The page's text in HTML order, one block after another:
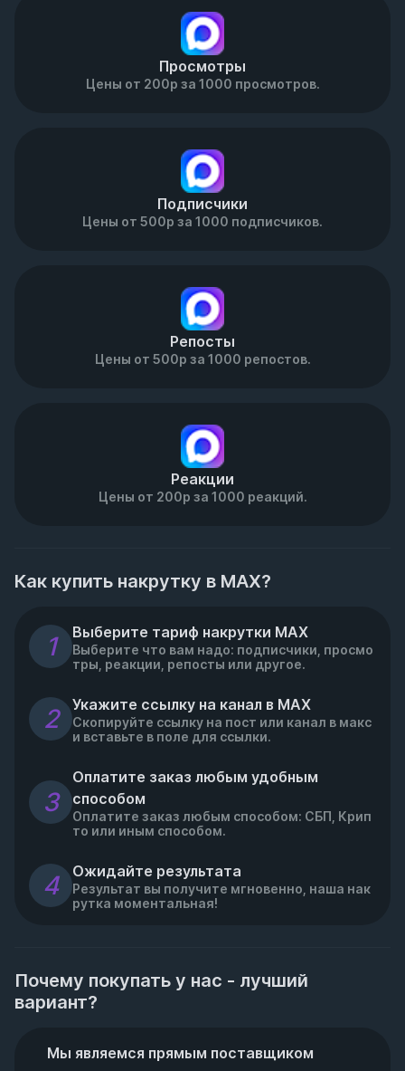
Просмотры
Цены от 200р за 1000 просмотров.
Подписчики
Цены от 500р за 1000 подписчиков.
Репосты
Цены от 500р за 1000 репостов.
Реакции
Цены от 200р за 1000 реакций.
Как купить накрутку в МАХ?
1 Выберите тариф накрутки MAX
Выберите что вам надо: подписчики, просмо
тры, реакции, репосты или другое.
2 Укажите ссылку на канал в МАХ
Скопируйте ссылку на пост или канал в макс
и вставьте в поле для ссылки.
3
Оплатите заказ любым удобным
способом
Оплатите заказ любым способом: СБП, Крип
то или иным способом.
4 Ожидайте результата
Результат вы получите мгновенно, наша нак
рутка моментальная!
Почему покупать у нас - лучший
вариант?
Мы являемся прямым поставщиком